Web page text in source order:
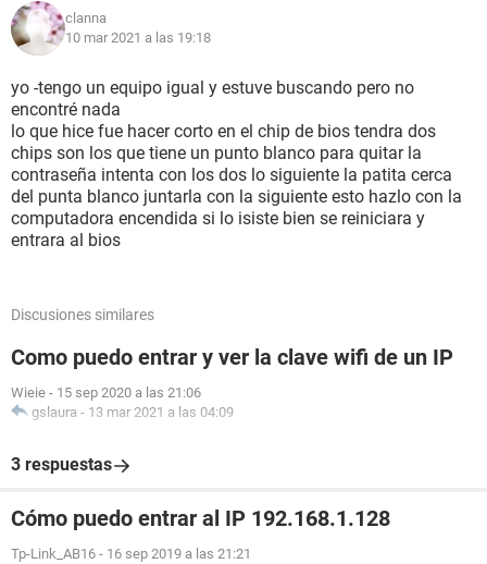
clanna
10 mar 2021 a las 19:18
yo -tengo un equipo igual y estuve buscando pero no
encontré nada
lo que hice fue hacer corto en el chip de bios tendra dos
chips son los que tiene un punto blanco para quitar la
contraseña intenta con los dos lo siguiente la patita cerca
del punta blanco juntarla con la siguiente esto hazlo con la
computadora encendida si lo isiste bien se reiniciara y
entrara al bios
Discusiones similares
Como puedo entrar y ver la clave wifi de un IP
Wieie - 15 sep 2020 a las 21:06
gslaura - 13 mar 2021 a las 04:09
3 respuestas
Cómo puedo entrar al IP 192.168.1.128
Tp-Link_AB16 - 16 sep 2019 a las 21:21